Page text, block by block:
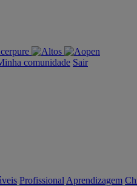
comunidade Sair
Profissional Aprendizagem